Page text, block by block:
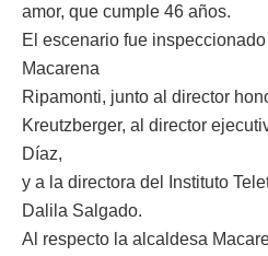
amor, que cumple 46 años.
El escenario fue
Macarena
Ripamonti, junto al director
Kreutzberger, al director
Díaz,
y a la directora del Instituto
Dalila Salgado.
Al respecto la alcaldesa